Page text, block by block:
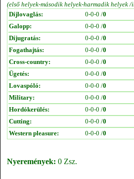
(első helyek-második helyek-harmadik helyek
Díjlovaglás:
0-0-0 /0
Galopp:
0-0-0 /0
Díjugratás:
0-0-0 /0
Fogathajtás:
0-0-0 /0
Cross-country:
0-0-0 /0
Ügetés:
0-0-0 /0
Lovaspóló:
0-0-0 /0
Military:
0-0-0 /0
Hordókerülés:
0-0-0 /0
Cutting:
0-0-0 /0
Western pleasure:
0-0-0 /0
Nyeremények: 0 Zsz.